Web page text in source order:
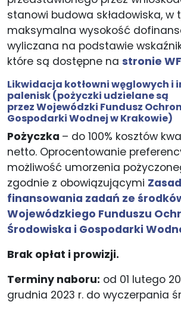
stanowi budowa składowiska, w
maksymalna wysokość
wyliczana na podstawie
które są dostępne na stronie
Likwidacja kotłowni węglowych i
palenisk(pożyczki udzielane są
przez Wojewódzki Fundusz
Gospodarki Wodnej w Krakowie)
Pożyczka – do 100% kosztów
netto. Oprocentowanie
możliwość umorzenia
zgodnie z obowiązującymi
finansowania zadań ze
Wojewódzkiego Funduszu
Środowiska i Gospodarki
Brak opłat i prowizji.
Terminy naboru: od 01 lutego
grudnia 2023 r. do wyczerpania